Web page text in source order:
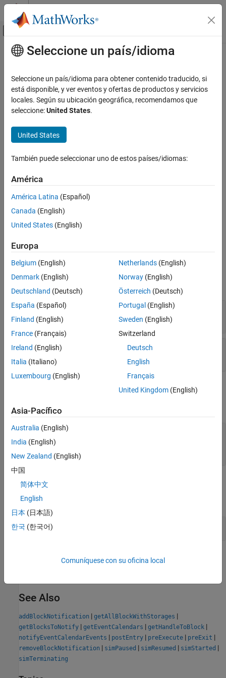
Saltar al contenido
Mostrar/ocultar menú de navegación
Inicio de Documentación
SimEvents
Simulation, Debugging, and Visualization
SimEvents
Create Custom Visualization
getHandlesToBlockStorages
ON THIS PAGE
Syntax
Output Arguments
Version History
See Also
Contenido principal
getHandlesToBlockStorages
Class:simevents.SimulationObserver
Namespace:simevents
expand all in page
Syntax
Description
getHandlesToBlockStorages(
handles for the block specified by
simevents.Storage objects.
Input Arguments
obj—SimulationObserver object
character vector
blkPath
Full path to block
character vector
expand all
storagesForBlock
block
Examples
expand all
Get Handles for All Block Storage Elements
Version History
See Also
addBlockNotification | getAllBlockWithStorages |
getBlocksToNotify | getEventCalendars | getHandleToBlock |
notifyEventCalendarEvents | postEntry | preExecute | preExit |
removeBlockNotification | simPaused | simResumed | simStarted |
simTerminating
Seleccione un país/idioma
Seleccione un país/idioma para obtener contenido traducido, si
está disponible, y ver eventos y ofertas de productos y servicios
locales. Según su ubicación geográfica, recomendamos que
seleccione:United States.
United States
También puede seleccionar uno de estos países/idiomas:
América
América Latina (Español)
Canada (English)
United States (English)
Europa
Belgium (English)
Denmark (English)
Deutschland (Deutsch)
España (Español)
Finland (English)
France (Français)
Ireland (English)
Italia (Italiano)
Luxembourg (English)
Netherlands(English)
Norway(English)
Österreich (Deutsch)
Portugal (English)
Sweden (English)
Switzerland
Deutsch
English
Français
United Kingdom(English)
Asia-Pacífico
Australia (English)
India (English)
New Zealand (English)
中国
简体中文
English
日本 (日本語)
한국 (한국어)
Comuníquese con su oficina local